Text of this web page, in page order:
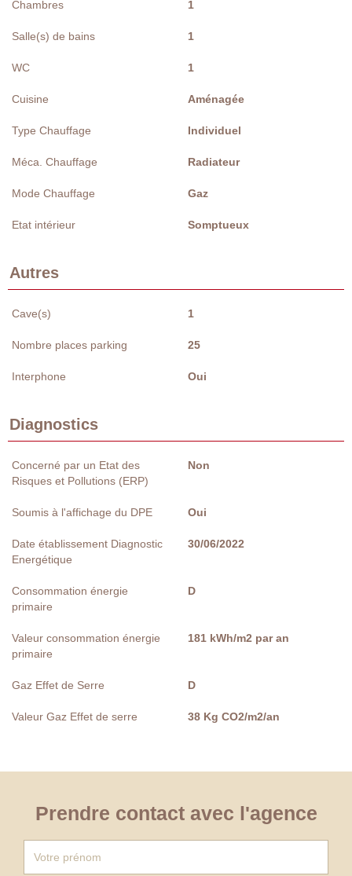
Chambres 1
Salle(s) de bains 1
WC 1
Cuisine Aménagée
Type Chauffage Individuel
Méca. Chauffage Radiateur
Mode Chauffage Gaz
Etat intérieur Somptueux
Autres
Cave(s) 1
Nombre places parking 25
Interphone Oui
Diagnostics
Concerné par un Etat des
Risques et Pollutions (ERP)
Non
Soumis à l'affichage du DPE Oui
Date établissement Diagnostic
Energétique
30/06/2022
Consommation énergie
primaire
D
Valeur consommation énergie
primaire
181 kWh/m2 par an
Gaz Effet de Serre D
Valeur Gaz Effet de serre 38 Kg CO2/m2/an
Prendre contact avec l'agence